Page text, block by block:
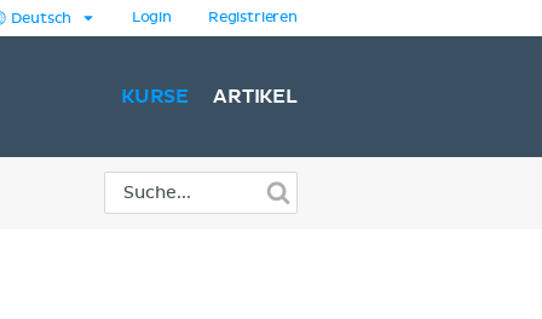
Deutsch Login Registrieren
KURSE ARTIKEL